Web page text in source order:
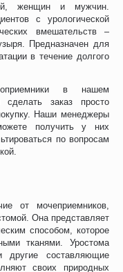
женщин и мужчин.
с урологической
вмешательств –
Предназначен для
в течение долгого
в нашем
сделать заказ просто
Наши менеджеры
получить у них
по вопросам
от мочеприемников,
Она представляет
способом, которое
тканями. Уростома
другие составляющие
своих природных